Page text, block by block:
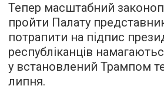
Тепер масштабний
пройти Палату
потрапити на підпис
республіканців
у встановлений Трампом
липня.